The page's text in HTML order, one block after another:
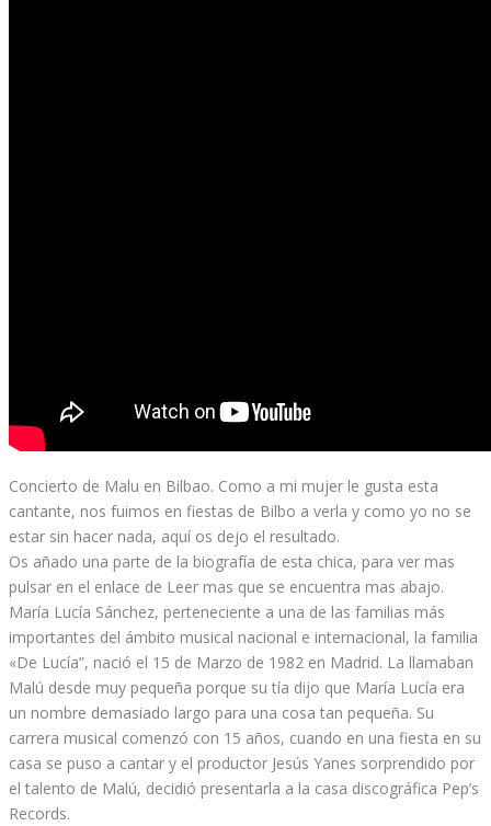
Concierto de Malu en Bilbao. Como a mi mujer le gusta esta
cantante, nos fuimos en fiestas de Bilbo a verla y como yo no se
estar sin hacer nada, aquí os dejo el resultado.
Os añado una parte de la biografía de esta chica, para ver mas
pulsar en el enlace de Leer mas que se encuentra mas abajo.
María Lucía Sánchez, perteneciente a una de las familias más
importantes del ámbito musical nacional e internacional, la familia
«De Lucía”, nació el 15 de Marzo de 1982 en Madrid. La llamaban
Malú desde muy pequeña porque su tía dijo que María Lucía era
un nombre demasiado largo para una cosa tan pequeña. Su
carrera musical comenzó con 15 años, cuando en una fiesta en su
casa se puso a cantar y el productor Jesús Yanes sorprendido por
el talento de Malú, decidió presentarla a la casa discográfica Pep’s
Records.